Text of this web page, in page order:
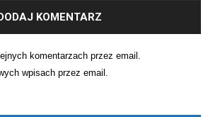
komentarzach przez email.
wpisach przez email.